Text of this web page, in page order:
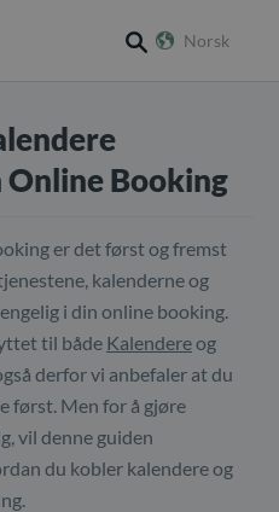
Norsk
Booking
er det først og fremst
kalenderne og
i din online booking.
til både Kalendereog
derfor vi anbefaler at du
først. Men for å gjøre
vil denne guiden
du kobler kalendere og